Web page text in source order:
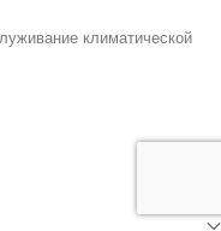
климатической